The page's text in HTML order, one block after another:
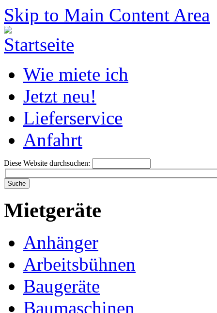
Skip to Main Content Area
Wie miete ich
Jetzt neu!
Lieferservice
Anfahrt
Diese Website durchsuchen:
Mietgeräte
Anhänger
Arbeitsbühnen
Baugeräte
Baumaschinen